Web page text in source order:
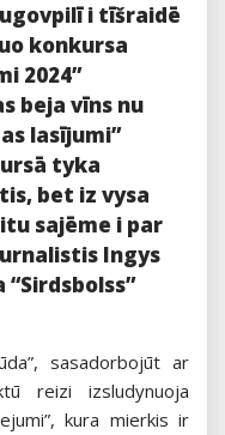
i tīšraidē
konkursa
2024”
beja vīns nu
lasījumi”
tyka
bet iz vysa
sajēme i par
Ingys
sasadorbojūt ar
reizi izsludynuoja
kura mierkis ir